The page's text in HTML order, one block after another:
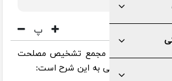
پ
و روابط عمومی مجمع تشخیص مصلحت
الله آملی لاریجانی به این شرح است: